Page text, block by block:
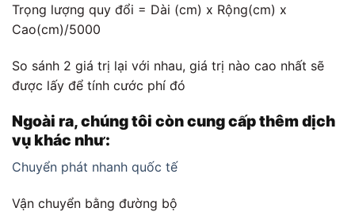
Trọng lượng quy đổi = Dài (cm) x Rộng(cm) x
Cao(cm)/5000
So sánh 2 giá trị lại với nhau, giá trị nào cao nhất sẽ
được lấy để tính cước phí đó
Ngoài ra, chúng tôi còn cung cấp thêm dịch
vụ khác như:
Chuyển phát nhanh quốc tế
Vận chuyển bằng đường bộ